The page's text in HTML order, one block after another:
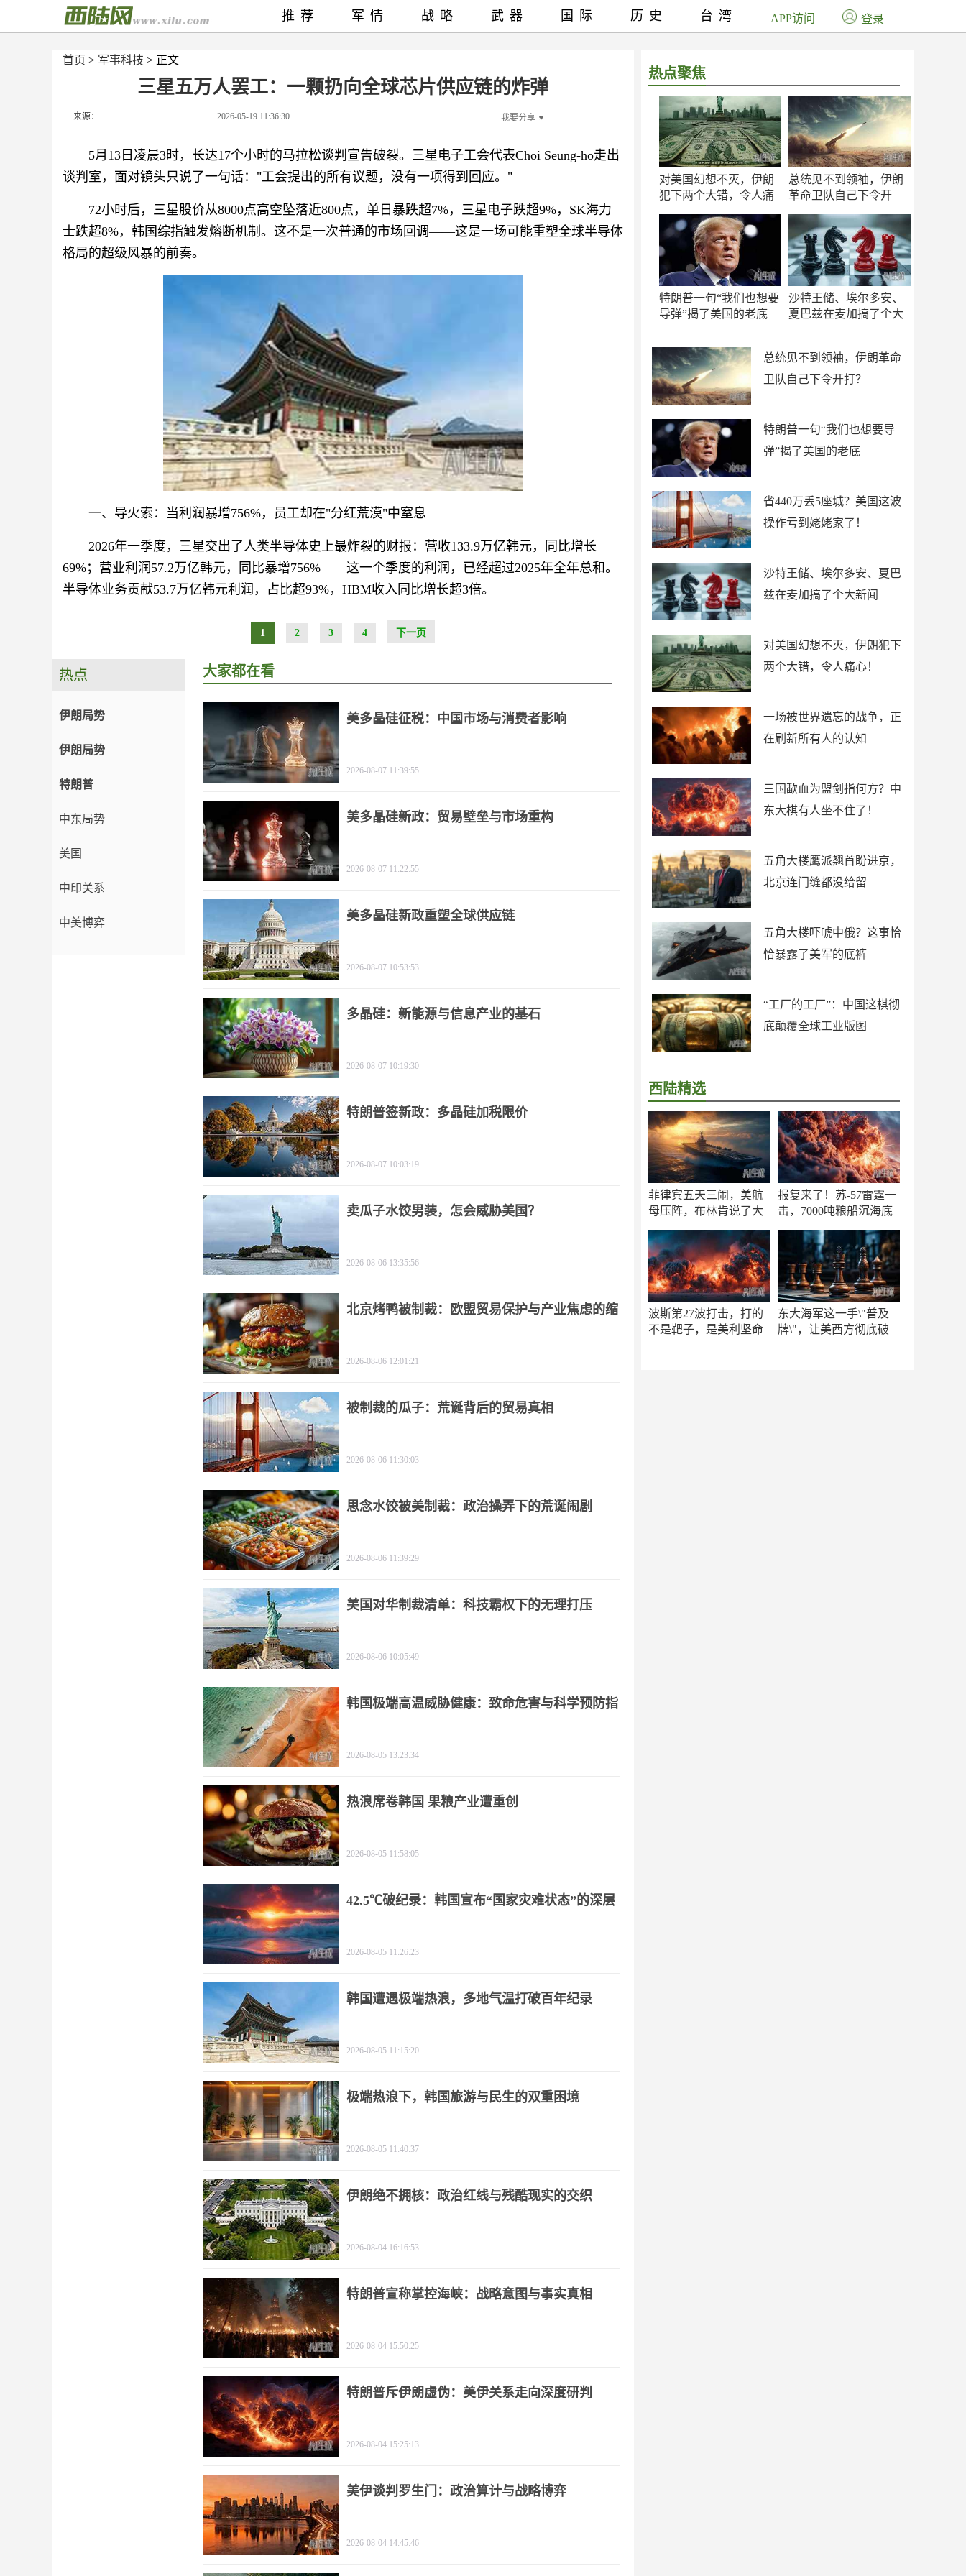
首页 > 军事科技 > 正文
三星五万人罢工：一颗扔向全球芯片供应链的炸弹
来源： 2026-05-19 11:36:30 我要分享
5月13日凌晨3时，长达17个小时的马拉松谈判宣告破裂。三星电子工会代表Choi Seung-ho走出
谈判室，面对镜头只说了一句话："工会提出的所有议题，没有一项得到回应。"
72小时后，三星股价从8000点高空坠落近800点，单日暴跌超7%，三星电子跌超9%，SK海力
士跌超8%，韩国综指触发熔断机制。这不是一次普通的市场回调——这是一场可能重塑全球半导体
格局的超级风暴的前奏。
一、导火索：当利润暴增756%，员工却在"分红荒漠"中窒息
2026年一季度，三星交出了人类半导体史上最炸裂的财报：营收133.9万亿韩元，同比增长
69%；营业利润57.2万亿韩元，同比暴增756%——这一个季度的利润，已经超过2025年全年总和。
半导体业务贡献53.7万亿韩元利润，占比超93%，HBM收入同比增长超3倍。
1 2 3 4 下一页
热点聚焦
对美国幻想不灭，伊朗
犯下两个大错，令人痛
总统见不到领袖，伊朗
革命卫队自己下令开
特朗普一句“我们也想要
导弹”揭了美国的老底
沙特王储、埃尔多安、
夏巴兹在麦加搞了个大
总统见不到领袖，伊朗革命
卫队自己下令开打？
特朗普一句“我们也想要导
弹”揭了美国的老底
省440万丢5座城？美国这波
操作亏到姥姥家了！
沙特王储、埃尔多安、夏巴
兹在麦加搞了个大新闻
对美国幻想不灭，伊朗犯下
两个大错，令人痛心！
一场被世界遗忘的战争，正
在刷新所有人的认知
三国歃血为盟剑指何方？中
东大棋有人坐不住了！
五角大楼鹰派翘首盼进京，
北京连门缝都没给留
五角大楼吓唬中俄？这事恰
恰暴露了美军的底裤
“工厂的工厂”：中国这棋彻
底颠覆全球工业版图
西陆精选
菲律宾五天三闹，美航
母压阵，布林肯说了大
报复来了！苏-57雷霆一
击，7000吨粮船沉海底
波斯第27波打击，打的
不是靶子，是美利坚命
东大海军这一手\"普及
牌\"，让美西方彻底破
推荐 军情 战略 武器 国际 历史 台湾 APP访问 登录
热点
伊朗局势
伊朗局势
特朗普
中东局势
美国
中印关系
中美博弈
大家都在看
美多晶硅征税：中国市场与消费者影响
2026-08-07 11:39:55
美多晶硅新政：贸易壁垒与市场重构
2026-08-07 11:22:55
美多晶硅新政重塑全球供应链
2026-08-07 10:53:53
多晶硅：新能源与信息产业的基石
2026-08-07 10:19:30
特朗普签新政：多晶硅加税限价
2026-08-07 10:03:19
卖瓜子水饺男装，怎会威胁美国？
2026-08-06 13:35:56
北京烤鸭被制裁：欧盟贸易保护与产业焦虑的缩
2026-08-06 12:01:21
被制裁的瓜子：荒诞背后的贸易真相
2026-08-06 11:30:03
思念水饺被美制裁：政治操弄下的荒诞闹剧
2026-08-06 11:39:29
美国对华制裁清单：科技霸权下的无理打压
2026-08-06 10:05:49
韩国极端高温威胁健康：致命危害与科学预防指
2026-08-05 13:23:34
热浪席卷韩国 果粮产业遭重创
2026-08-05 11:58:05
42.5℃破纪录：韩国宣布“国家灾难状态”的深层
2026-08-05 11:26:23
韩国遭遇极端热浪，多地气温打破百年纪录
2026-08-05 11:15:20
极端热浪下，韩国旅游与民生的双重困境
2026-08-05 11:40:37
伊朗绝不拥核：政治红线与残酷现实的交织
2026-08-04 16:16:53
特朗普宣称掌控海峡：战略意图与事实真相
2026-08-04 15:50:25
特朗普斥伊朗虚伪：美伊关系走向深度研判
2026-08-04 15:25:13
美伊谈判罗生门：政治算计与战略博弈
2026-08-04 14:45:46